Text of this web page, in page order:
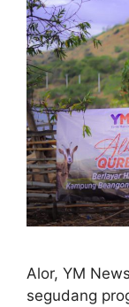
Alor, YM
segudang